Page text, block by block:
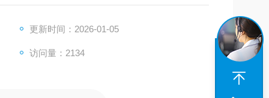
更新时间：2026-01-05
访问量：2134